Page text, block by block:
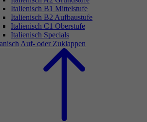
Italienisch B1 Mittelstufe
Italienisch B2 Aufbaustufe
Italienisch C1 Oberstufe
Italienisch Specials
Auf- oder Zuklappen